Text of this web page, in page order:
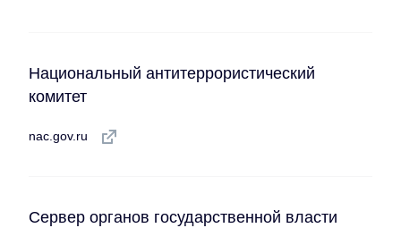
Национальный антитеррористический
комитет
nac.gov.ru
Сервер органов государственной власти